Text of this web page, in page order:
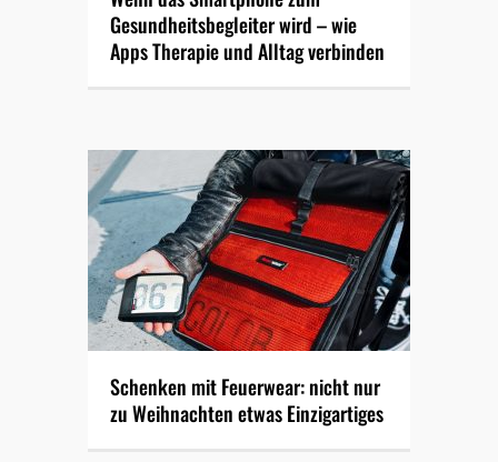
Gesundheitsbegleiter wird – wie
Apps Therapie und Alltag verbinden
Schenken mit Feuerwear: nicht nur
zu Weihnachten etwas Einzigartiges